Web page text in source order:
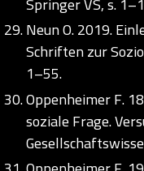
Neun O. 2019.
Schriften zur
1–55.
Oppenheimer F.
soziale Frage.